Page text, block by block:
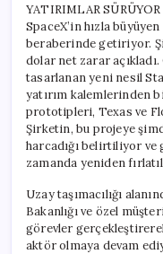
YATIRIMLAR SÜRÜYOR
SpaceX’in hızla
beraberinde getiriyor.
dolar net zarar
tasarlanan yeni nesil
yatırım kalemlerinden
prototipleri, Texas ve
Şirketin, bu projeye
harcadığı belirtiliyor
zamanda yeniden
Uzay taşımacılığı
Bakanlığı ve özel
görevler
aktör olmaya devam